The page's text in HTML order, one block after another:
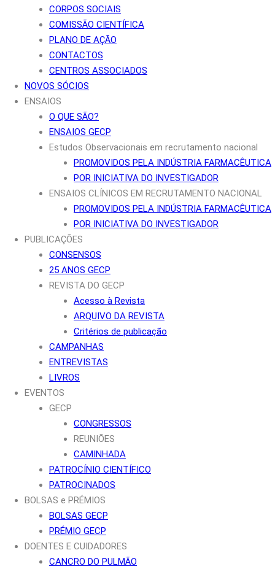
CORPOS SOCIAIS
COMISSÃO CIENTÍFICA
PLANO DE AÇÃO
CONTACTOS
CENTROS ASSOCIADOS
NOVOS SÓCIOS
ENSAIOS
O QUE SÃO?
ENSAIOS GECP
Estudos Observacionais em recrutamento nacional
PROMOVIDOS PELA INDÚSTRIA FARMACÊUTICA
POR INICIATIVA DO INVESTIGADOR
ENSAIOS CLÍNICOS EM RECRUTAMENTO NACIONAL
PROMOVIDOS PELA INDÚSTRIA FARMACÊUTICA
POR INICIATIVA DO INVESTIGADOR
PUBLICAÇÕES
CONSENSOS
25 ANOS GECP
REVISTA DO GECP
Acesso à Revista
ARQUIVO DA REVISTA
Critérios de publicação
CAMPANHAS
ENTREVISTAS
LIVROS
EVENTOS
GECP
CONGRESSOS
REUNIÕES
CAMINHADA
PATROCÍNIO CIENTÍFICO
PATROCINADOS
BOLSAS e PRÉMIOS
BOLSAS GECP
PRÉMIO GECP
DOENTES E CUIDADORES
CANCRO DO PULMÃO